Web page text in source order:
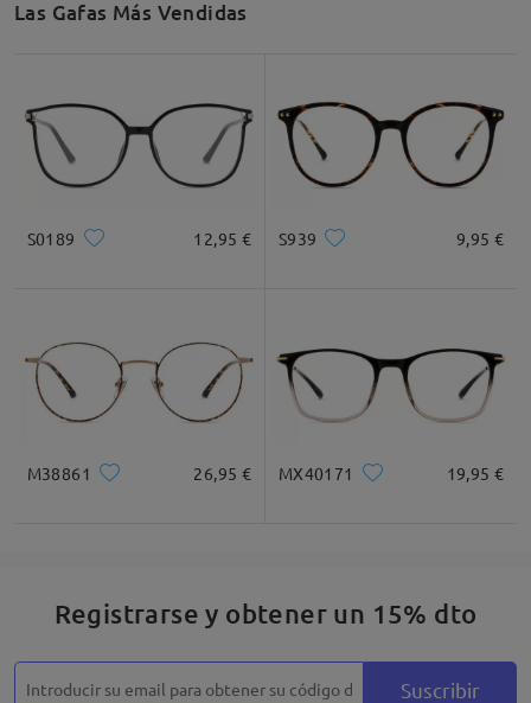
Cuadrada Redondo Corazón Diamante Ovalado
Descripción del Producto
Las Gafas Más Vendidas
S0189 12,95 € S939 9,95 €
M38861 26,95 € MX40171 19,95 €
Registrarse y obtener un 15% dto
Suscribir